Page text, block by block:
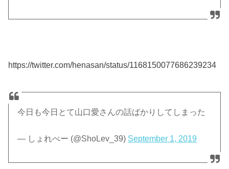
https://twitter.com/henasan/status/1168150077686239234
今日も今日とて山口愛さんの話ばかりしてしまった
— しょれべー (@ShoLev_39) September 1, 2019